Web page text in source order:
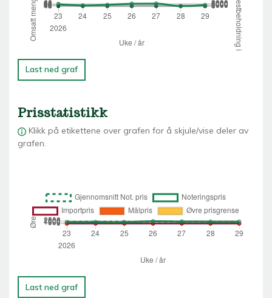
Last ned graf
Prisstatistikk
Klikk på etikettene over grafen for å skjule/vise deler av
grafen.
Last ned graf